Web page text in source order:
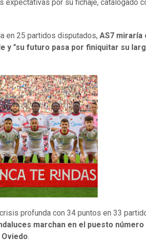
expectativas por su fichaje, catalogado
en 25 partidos disputados, AS7 miraría
y "su futuro pasa por finiquitar su
profunda con 34 puntos en 33
marchan en el puesto número
.